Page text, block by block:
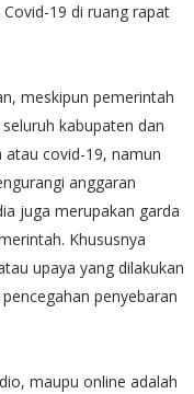
19 di ruang rapat
meskipun pemerintah
kabupaten dan
covid-19, namun
anggaran
juga merupakan garda
Khususnya
upaya yang dilakukan
penyebaran
maupu online adalah